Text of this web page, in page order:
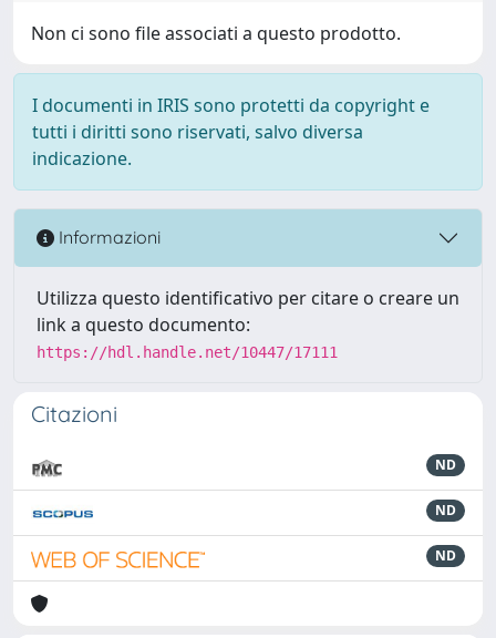
Non ci sono file associati a questo prodotto.
I documenti in IRIS sono protetti da copyright e
tutti i diritti sono riservati, salvo diversa
indicazione.
Informazioni
Utilizza questo identificativo per citare o creare un
link a questo documento:
https://hdl.handle.net/10447/17111
Citazioni
ND
ND
ND